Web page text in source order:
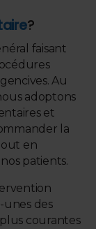
?
faisant
Au
adoptons
et
la
en
patients.
unes des
courantes